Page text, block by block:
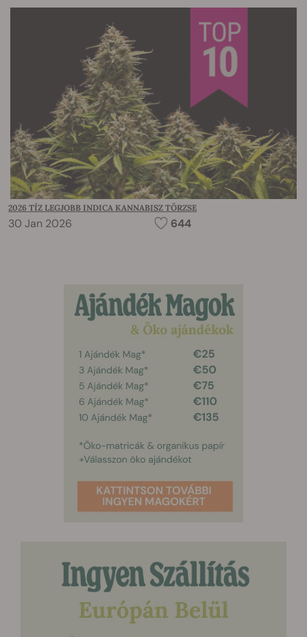
2026 TÍZ LEGJOBB INDICA KANNABISZ TÖRZSE
30 Jan 2026 644